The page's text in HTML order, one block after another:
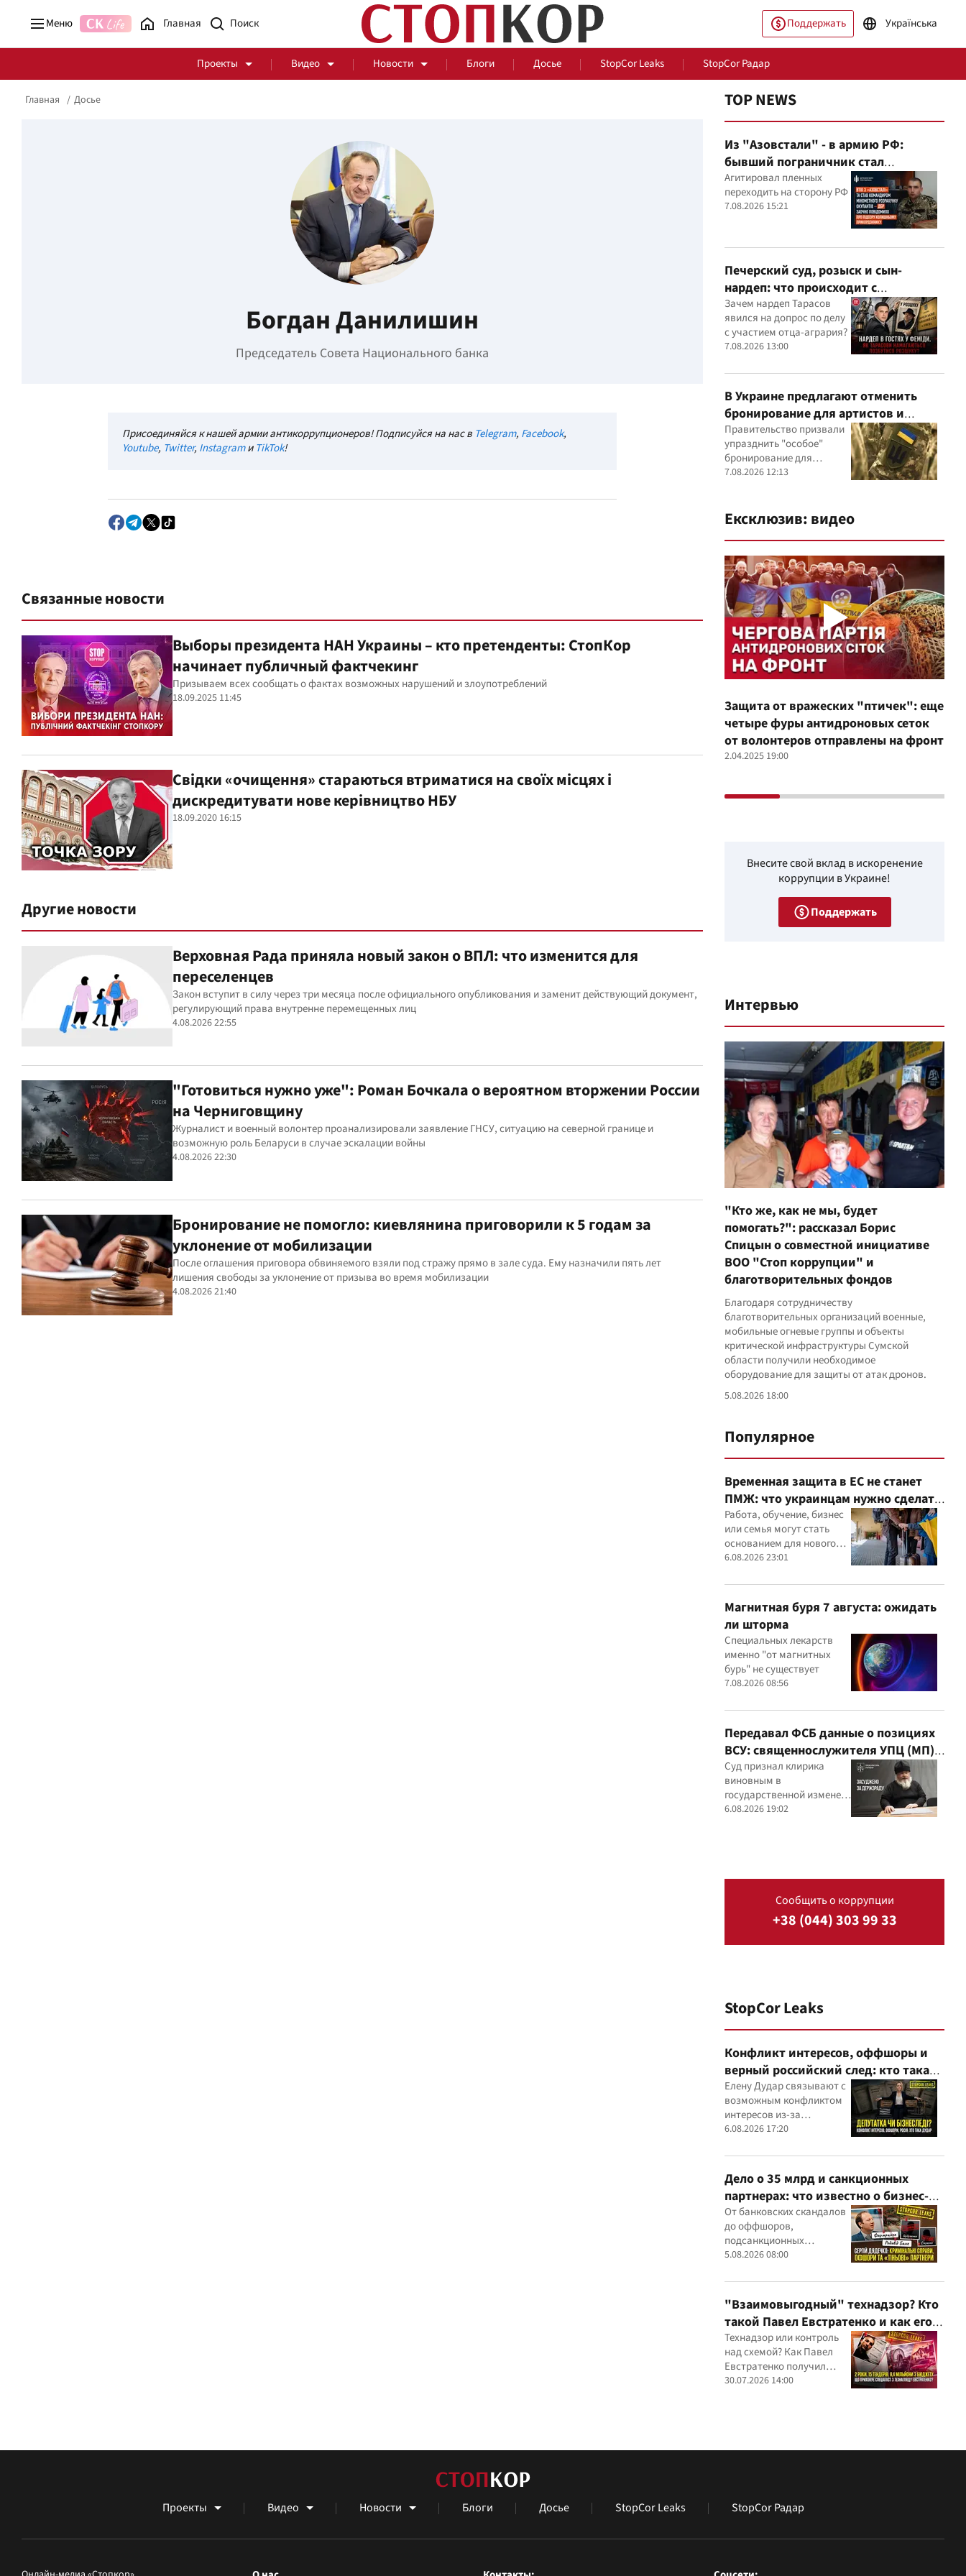
Меню Главная Поддержать Українська
Проекты Видео Новости Блоги Досье StopCor Leaks StopCor Радар
За оградой
События
Главная Досье
Богдан Данилишин
Председатель Совета Национального банка
Присоединяйся к нашей армии антикоррупционеров! Подписуйся на нас в Telegram, Facebook,
Youtube, Twitter, InstagramиTikTok!
Связанные новости
Выборы президента НАН Украины – кто претенденты: СтопКор
начинает публичный фактчекинг
Призываем всех сообщать о фактах возможных нарушений и злоупотреблений
18.09.2025 11:45
Свідки «очищення» стараються втриматися на своїх місцях і
дискредитувати нове керівництво НБУ
18.09.2020 16:15
Другие новости
Верховная Рада приняла новый закон о ВПЛ: что изменится для
переселенцев
Закон вступит в силу через три месяца после официального опубликования и заменит действующий документ,
регулирующий права внутренне перемещенных лиц
4.08.2026 22:55
"Готовиться нужно уже": Роман Бочкала о вероятном вторжении России
на Черниговщину
Журналист и военный волонтер проанализировали заявление ГНСУ, ситуацию на северной границе и
возможную роль Беларуси в случае эскалации войны
4.08.2026 22:30
Бронирование не помогло: киевлянина приговорили к 5 годам за
уклонение от мобилизации
После оглашения приговора обвиняемого взяли под стражу прямо в зале суда. Ему назначили пять лет
лишения свободы за уклонение от призыва во время мобилизации
4.08.2026 21:40
TOP NEWS
Из "Азовстали" - в армию РФ:
бывший пограничник стал
командиром минометного расчета
оккупантов
Агитировал пленных
переходить на сторону РФ
7.08.2026 15:21
Печерский суд, розыск и сын-
нардеп: что происходит с
уголовными производствами с
участием агробарона Тарасова?
Зачем нардеп Тарасов
явился на допрос по делу
с участием отца-агрария?
7.08.2026 13:00
В Украине предлагают отменить
бронирование для артистов и
телеведущих: появилась петиция
Правительство призвали
упразднить "особое"
бронирование для
представителей шоу-
7.08.2026 12:13
Ексклюзив: видео
Защита от вражеских "птичек": еще
четыре фуры антидроновых сеток
от волонтеров отправлены на фронт
2.04.2025 19:00
Внесите свой вклад в искоренение
коррупции в Украине!
Поддержать
Интервью
"Кто же, как не мы, будет
помогать?": рассказал Борис
Спицын о совместной инициативе
ВОО "Стоп коррупции" и
благотворительных фондов
Благодаря сотрудничеству
благотворительных организаций военные,
мобильные огневые группы и объекты
критической инфраструктуры Сумской
области получили необходимое
оборудование для защиты от атак дронов.
5.08.2026 18:00
Популярное
Временная защита в ЕС не станет
ПМЖ: что украинцам нужно сделать
до 2028 года
Работа, обучение, бизнес
или семья могут стать
основанием для нового
статуса в ЕС
6.08.2026 23:01
Магнитная буря 7 августа: ожидать
ли шторма
Специальных лекарств
именно "от магнитных
бурь" не существует
7.08.2026 08:56
Передавал ФСБ данные о позициях
ВСУ: священнослужителя УПЦ (МП)
приговорили к 15 годам
Суд признал клирика
виновным в
государственной измене и
постановил конфисковать
6.08.2026 19:02
Сообщить о коррупции
+38 (044) 303 99 33
StopCor Leaks
Конфликт интересов, оффшоры и
верный российский след: кто такая
Елена Дударь
Елену Дудар связывают с
возможным конфликтом
интересов из-за
семейного строительного
скандалов, судебных дел
6.08.2026 17:20
Дело о 35 млрд и санкционных
партнерах: что известно о бизнес-
интересах Сергея Дядечко от
"Родовид Банка" до "ФАРМАСЕЛ"
От банковских скандалов
до оффшоров,
подсанкционных
партнеров и уголовных
связи Сергея Дядечко до
сих пор простираются
через Украину и несколько
иностранных юрисдикций
5.08.2026 08:00
"Взаимовыгодный" технадзор? Кто
такой Павел Евстратенко и как его
ФЛП получил доступ к бюджетным
миллионам?
Технадзор или контроль
над схемой? Как Павел
Евстратенко получил
миллионные подряды
30.07.2026 14:00
Проекты Видео Новости Блоги Досье StopCor Leaks StopCor Радар